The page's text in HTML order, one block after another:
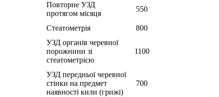
Повторне УЗД
протягом місяця
550
Стеатометрія
800
УЗД органів черевної
порожнини зі
стеатометрією
1100
УЗД передньої черевної
стінки на предмет
наявності кили (грижі)
700